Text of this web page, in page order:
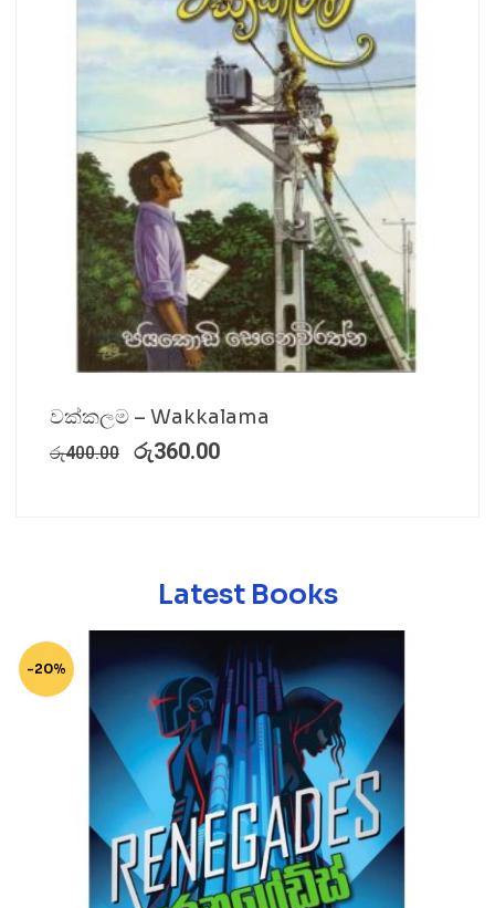
වක්කලම – Wakkalama
රු400.00 රු360.00
Latest Books
-20%